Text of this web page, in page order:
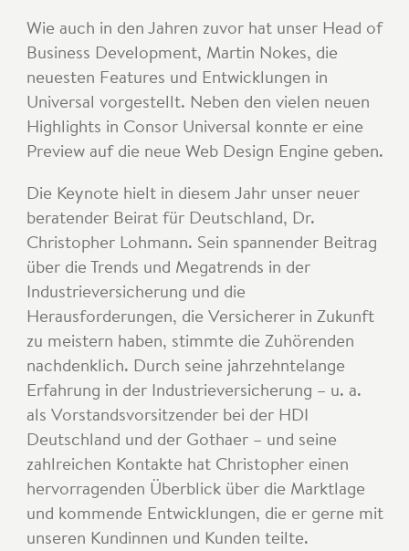
Wie auch in den Jahren zuvor hat unser Head of
Business Development, Martin Nokes, die
neuesten Features und Entwicklungen in
Universal vorgestellt. Neben den vielen neuen
Highlights in Consor Universal konnte er eine
Preview auf die neue Web Design Engine geben.
Die Keynote hielt in diesem Jahr unser neuer
beratender Beirat für Deutschland, Dr.
Christopher Lohmann. Sein spannender Beitrag
über die Trends und Megatrends in der
Industrieversicherung und die
Herausforderungen, die Versicherer in Zukunft
zu meistern haben, stimmte die Zuhörenden
nachdenklich. Durch seine jahrzehntelange
Erfahrung in der Industrieversicherung – u. a.
als Vorstandsvorsitzender bei der HDI
Deutschland und der Gothaer – und seine
zahlreichen Kontakte hat Christopher einen
hervorragenden Überblick über die Marktlage
und kommende Entwicklungen, die er gerne mit
unseren Kundinnen und Kunden teilte.